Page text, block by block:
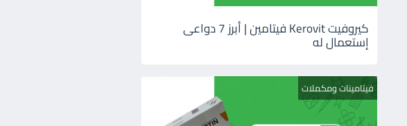
كيروفيت Kerovit فيتامين | أبرز 7 دواعى
إستعمال له
فيتامينات ومكملات